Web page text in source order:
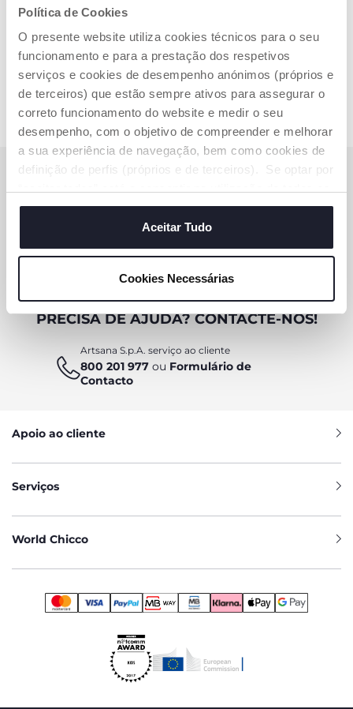
Política de Cookies
O presente website utiliza cookies técnicos para o seu
funcionamento e para a prestação dos respetivos
serviços e cookies de desempenho anónimos (próprios e
de terceiros) que estão sempre ativos para assegurar o
correto funcionamento do website e medir o seu
desempenho, com o objetivo de compreender e melhorar
a sua experiência de navegação, bem como cookies de
definição de perfis (próprios e de terceiros). Se optar por
cookies. Se quiser saber mais, alterar ou revogar o
consentimento de todos ou de alguns cookies, clique em
"mostrar detalhes". Ao fechar este aviso, está a
são necessários e essenciais para garantir o
funcionamento desta página.
Aceitar Tudo
Cookies Necessárias
SUBSCREVA A NOSSA NEWSLETTER
PRECISA DE AJUDA? CONTACTE-NOS!
Artsana S.p.A. serviço ao cliente
800 201 977 ou Formulário de
Contacto
Apoio ao cliente
Serviços
World Chicco